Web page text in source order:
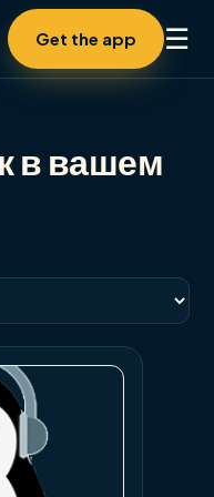
Get the app ☰
в вашем